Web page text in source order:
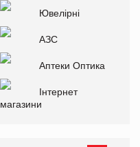
Ювелірні
АЗС
Аптеки Оптика
Інтернет
магазини